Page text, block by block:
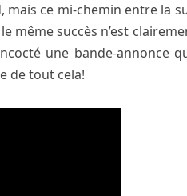
ce mi-chemin entre la
même succès n’est
une bande-annonce
de tout cela!